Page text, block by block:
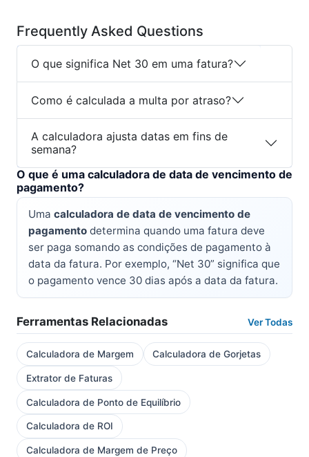
Frequently Asked Questions
O que significa Net 30 em uma fatura?
Como é calculada a multa por atraso?
A calculadora ajusta datas em fins de
semana?
O que é uma calculadora de data de vencimento de
pagamento?
Uma calculadora de data de vencimento de
pagamento determina quando uma fatura deve
ser paga somando as condições de pagamento à
data da fatura. Por exemplo, “Net 30” significa que
o pagamento vence 30 dias após a data da fatura.
Ferramentas Relacionadas Ver Todas
Calculadora de Margem Calculadora de Gorjetas
Extrator de Faturas
Calculadora de Ponto de Equilíbrio
Calculadora de ROI
Calculadora de Margem de Preço